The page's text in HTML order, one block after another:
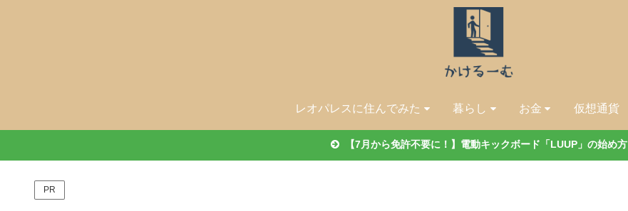
レオパレスに住んでみた 暮らし お金 仮想通貨
【7月から免許不要に！】電動キックボード「LUUP」の始め方
PR